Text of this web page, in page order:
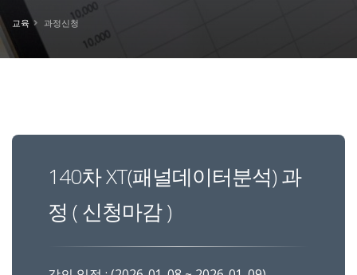
교육 과정신청
140차 XT(패널데이터분석) 과
정 ( 신청마감 )